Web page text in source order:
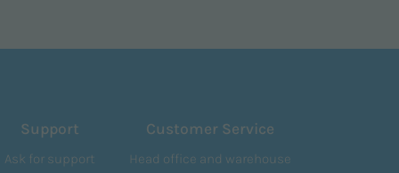
Support
Ask for support
Customer Service
Head office and warehouse